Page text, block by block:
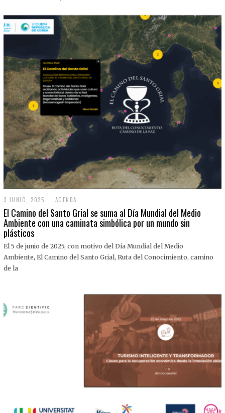
0
2
5
3 JUNIO, 2025
J
U
N
,
0
AGENDA
El Camino del Santo Grial se suma al Día Mundial del Medio
Ambiente con una caminata simbólica por un mundo sin
plásticos
El 5 de junio de 2025, con motivo del Día Mundial del Medio
Ambiente, El Camino del Santo Grial, Ruta del Conocimiento, camino
de la